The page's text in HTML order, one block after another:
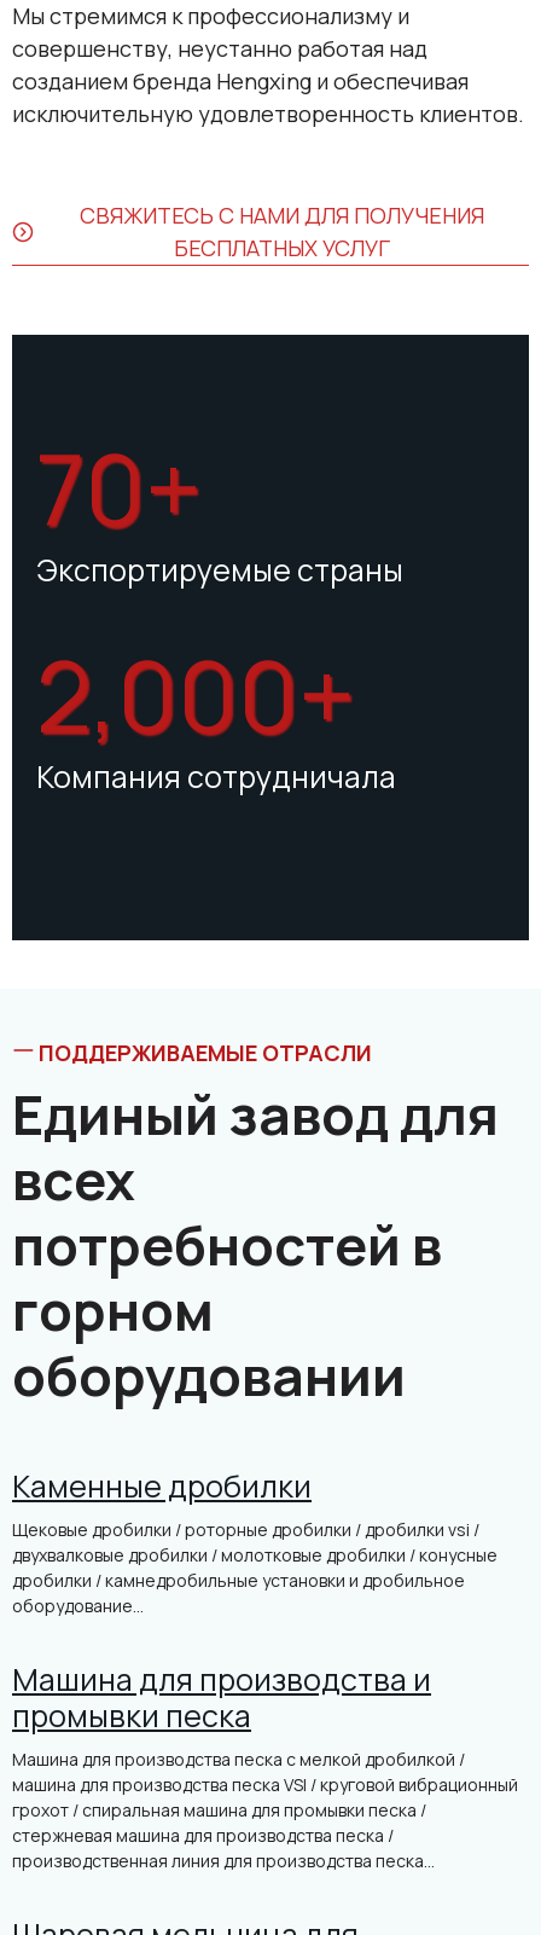
70+
Экспортируемые страны
2,000+
Компания сотрудничала
Мы стремимся к профессионализму и
совершенству, неустанно работая над
созданием бренда Hengxing и обеспечивая
исключительную удовлетворенность клиентов.
СВЯЖИТЕСЬ С НАМИ ДЛЯ ПОЛУЧЕНИЯ
БЕСПЛАТНЫХ УСЛУГ
ПОДДЕРЖИВАЕМЫЕ ОТРАСЛИ
Единый завод для
всех
потребностей в
горном
оборудовании
Каменные дробилки
Щековые дробилки / роторные дробилки / дробилки vsi /
двухвалковые дробилки / молотковые дробилки / конусные
дробилки / камнедробильные установки и дробильное
оборудование...
Машина для производства и
промывки песка
Машина для производства песка с мелкой дробилкой /
машина для производства песка VSI / круговой вибрационный
грохот / спиральная машина для промывки песка /
стержневая машина для производства песка /
производственная линия для производства песка...